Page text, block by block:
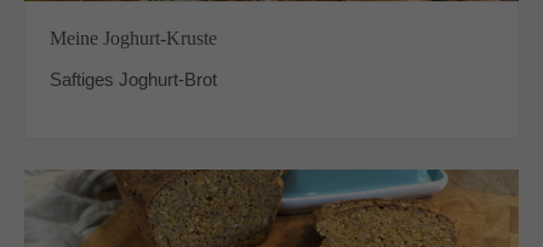
Meine Joghurt-Kruste
Saftiges Joghurt-Brot